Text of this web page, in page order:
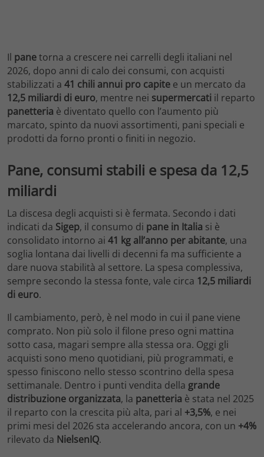
Il panetorna a crescere nei carrelli degli italiani nel
2026, dopo anni di calo dei consumi, con acquisti
stabilizzati a 41 chili annui pro capite e un mercato da
12,5 miliardi di euro, mentre nei supermercati il reparto
panetteria è diventato quello con l’aumento più
marcato, spinto da nuovi assortimenti, pani speciali e
prodotti da forno pronti o finiti in negozio.
Pane, consumi stabili e spesa da 12,5
miliardi
La discesa degli acquisti si è fermata. Secondo i dati
indicati da Sigep, il consumo di pane in Italia si è
consolidato intorno ai 41 kg all’anno per abitante, una
soglia lontana dai livelli di decenni fa ma sufficiente a
dare nuova stabilità al settore. La spesa complessiva,
sempre secondo la stessa fonte, vale circa 12,5 miliardi
di euro.
Il cambiamento, però, è nel modo in cui il pane viene
comprato. Non più solo il filone preso ogni mattina
sotto casa, magari sempre alla stessa ora. Oggi gli
acquisti sono meno quotidiani, più programmati, e
spesso finiscono nello stesso scontrino della spesa
settimanale. Dentro i punti vendita della grande
distribuzione organizzata, la panetteria è stata nel 2025
il reparto con la crescita più alta, pari al +3,5%, e nei
primi mesi del 2026 sta accelerando ancora, con un +4%
rilevato da NielsenIQ.